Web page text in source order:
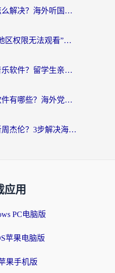
汽水音乐地区限制怎么解决？海外听国内音乐的实用指南来了
在海外看视频总遇“地区权限无法观看”？这篇攻略帮你轻松解锁国内影视动漫
国外如何听网易云音乐软件？留学生亲测有效的回国加速方案
海外看国内电视剧软件有哪些？海外党专属追剧指南来了
在美国怎么用酷我听周杰伦？3步解决海外听歌地域限制，附QQ音乐网易云通用技巧
应用
PC电脑版
苹果电脑版
果手机版